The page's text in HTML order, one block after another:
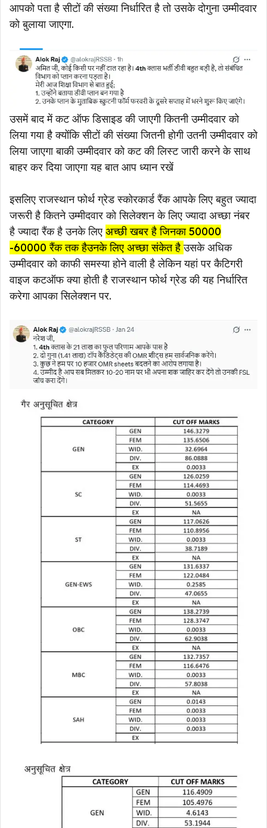
आपको पता है सीटों की संख्या निर्धारित है तो उसके दोगुना उम्मीदवार
को बुलाया जाएगा.
उसमें बाद में कट ऑफ डिसाइड की जाएगी कितनी उम्मीदवार को
लिया गया है क्योंकि सीटों की संख्या जितनी होगी उतनी उम्मीदवार को
लिया जाएगा बाकी उम्मीदवार को कट की लिस्ट जारी करने के साथ
बाहर कर दिया जाएगा यह बात आप ध्यान रखें
इसलिए राजस्थान फोर्थ ग्रेड स्कोरकार्ड रैंक आपके लिए बहुत ज्यादा
जरूरी है कितने उम्मीदवार को सिलेक्शन के लिए ज्यादा अच्छा नंबर
है ज्यादा रैंक है उनके लिए अच्छी खबर है जिनका 50000
-60000 रैंक तक हैउनके लिए अच्छा संकेत हैउसके अधिक
उम्मीदवार को काफी समस्या होने वाली है लेकिन यहां पर कैटिगरी
वाइज कटऑफ क्या होती है राजस्थान फोर्थ ग्रेड की यह निर्धारित
करेगा आपका सिलेक्शन पर.